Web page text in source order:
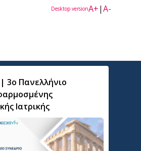
A+|A-
Desktop version
3ο Πανελλήνιο
Ιατρικής